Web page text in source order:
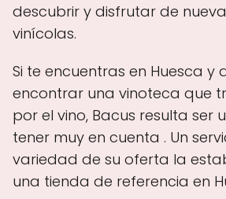
descubrir y disfrutar de
vinícolas.
Si te encuentras en Huesca y
encontrar una vinoteca que
por el vino, Bacus resulta ser
tener muy en cuenta . Un
variedad de su oferta la
una tienda de referencia en